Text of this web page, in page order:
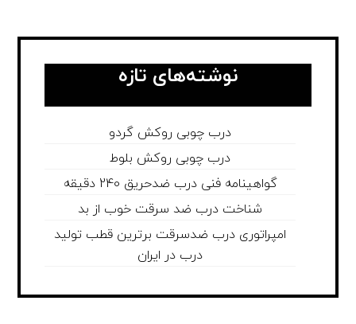
نوشته‌های تازه
درب چوبی روکش گردو
درب چوبی روکش بلوط
گواهینامه فنی درب ضدحریق 240 دقیقه
شناخت درب ضد سرقت خوب از بد
امپراتوری درب ضدسرقت برترین قطب تولید
درب در ایران